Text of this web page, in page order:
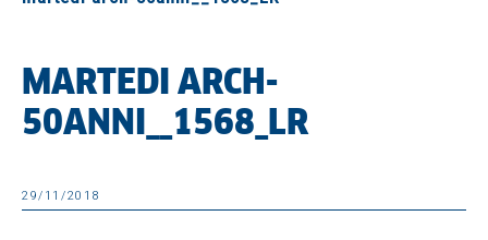
MARTEDI ARCH-
50ANNI__1568_LR
29/11/2018